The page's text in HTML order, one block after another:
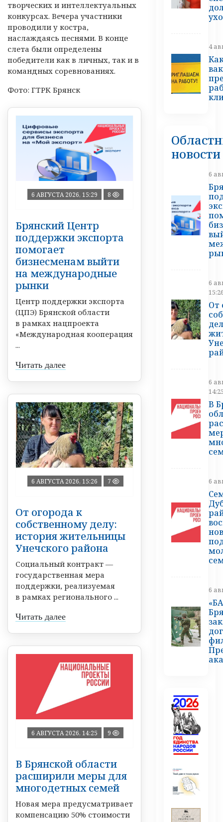
творческих и интеллектуальных
конкурсах. Вечера участники
проводили у костра,
наслаждаясь песнями. В конце
слета были определены
победители как в личных, так и в
командных соревнованиях.
Фото: ГТРК Брянск
6 АВГУСТА 2026, 15:29 8
Брянский Центр
поддержки экспорта
помогает
бизнесменам выйти
на международные
рынки
Центр поддержки экспорта
(ЦПЭ) Брянской области
в рамках нацпроекта
«Международная кооперация
...
Читать далее
6 АВГУСТА 2026, 15:26 7
От огорода к
собственному делу:
история жительницы
Унечского района
Социальный контракт —
государственная мера
поддержки, реализуемая
в рамках регионального ...
Читать далее
6 АВГУСТА 2026, 14:25 9
В Брянской области
расширили меры для
многодетных семей
Новая мера предусматривает
компенсацию 50% стоимости
4
новости
6
6
От
6
В
6
6